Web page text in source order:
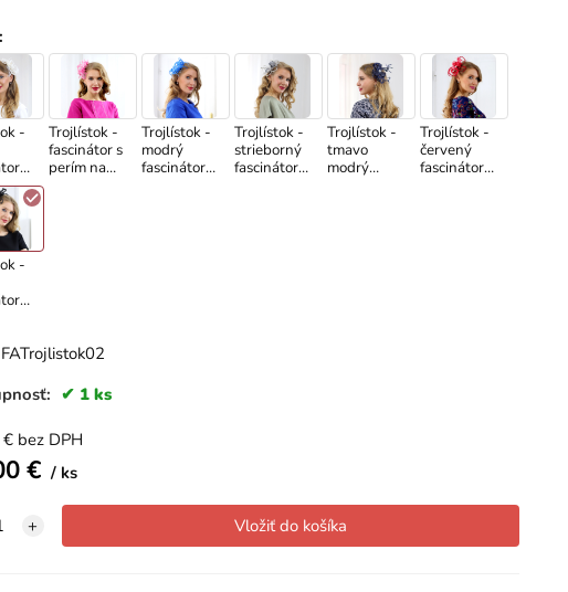
-
Trojlístok -
fascinátor s
perím na
Trojlístok -
modrý
fascinátor
Trojlístok -
strieborný
fascinátor
Trojlístok -
tmavo
modrý
Trojlístok -
červený
fascinátor
-
FATrojlistok02
1 ks
€ bez DPH
€ ks